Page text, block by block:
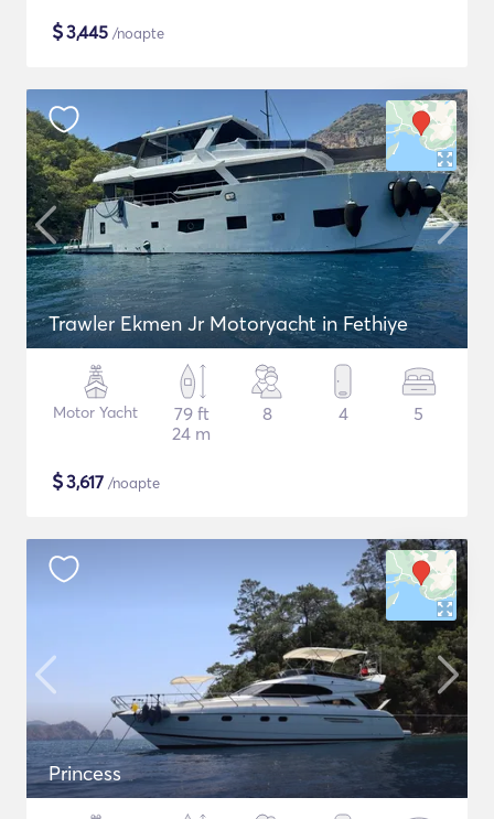
$3,445 /noapte
Trawler Ekmen Jr Motoryacht in Fethiye
Motor Yacht
79 ft
24 m
8 4 5
$3,617 /noapte
Princess